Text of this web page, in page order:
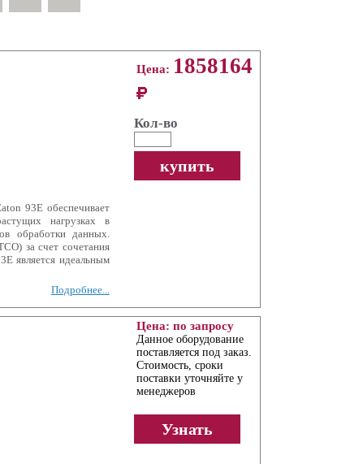
Цена: 1858164
Кол-во
купить
93E обеспечивает
нагрузках в
обработки данных.
за счет сочетания
является идеальным
Подробнее...
Цена: по запросу
Данное оборудование
поставляется под заказ.
Стоимость, сроки
поставки уточняйте у
менеджеров
Узнать